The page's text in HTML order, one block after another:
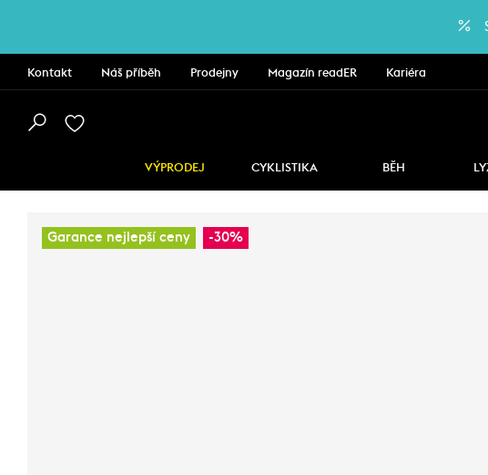
Kontakt Náš příběh Prodejny Magazín readER Kariéra
VÝPRODEJ CYKLISTIKA BĚH
Garance nejlepší ceny -30%